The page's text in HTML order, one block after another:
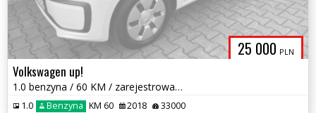
25 000 PLN
Volkswagen up!
1.0 benzyna / 60 KM / zarejestrowany w PL / zadbany / możliwa zamiana
1.0 Benzyna KM 60 2018 33000